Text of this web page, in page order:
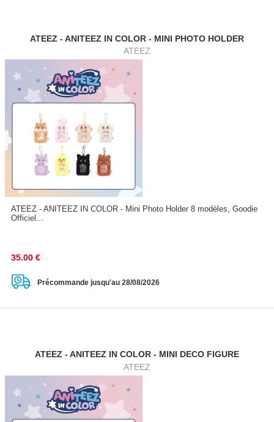
ATEEZ - ANITEEZ IN COLOR - MINI PHOTO HOLDER
ATEEZ
ATEEZ - ANITEEZ IN COLOR - Mini Photo Holder 8 modèles, Goodie
Officiel...
35.00 €
Précommande jusqu'au 28/08/2026
ATEEZ - ANITEEZ IN COLOR - MINI DECO FIGURE
ATEEZ